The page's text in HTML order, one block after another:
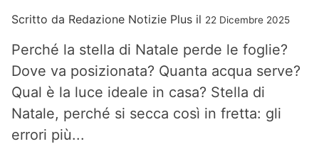
Scritto da Redazione Notizie Plus il 22 Dicembre 2025
Perché la stella di Natale perde le foglie?
Dove va posizionata? Quanta acqua serve?
Qual è la luce ideale in casa? Stella di
Natale, perché si secca così in fretta: gli
errori più...